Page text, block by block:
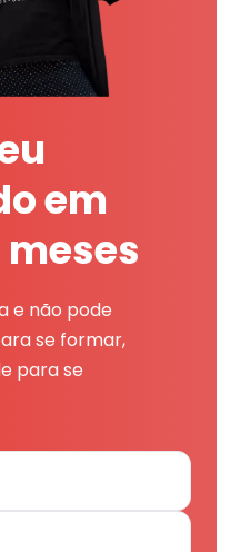
em
e não pode
se formar,
para se